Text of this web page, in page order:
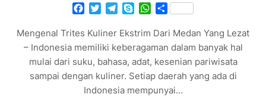
Facebook
TwitterTelegram
SkypeWhatsApp
Share
Mengenal Trites Kuliner Ekstrim Dari Medan Yang Lezat
– Indonesia memiliki keberagaman dalam banyak hal
mulai dari suku, bahasa, adat, kesenian pariwisata
sampai dengan kuliner. Setiap daerah yang ada di
Indonesia mempunyai…